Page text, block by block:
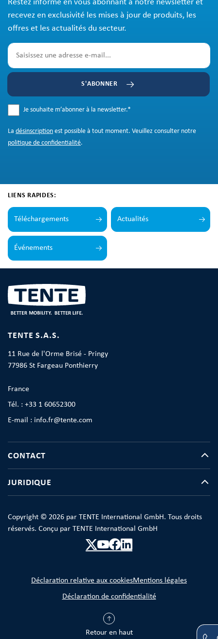
Restez informé en vous abonnant à notre newsletter et
recevez en exclusivité les mises à jour de produits, les
offres et les actualités du secteur.
S'ABONNER
Je souhaite m’abonner à la newsletter.*
La désinscription est possible à tout moment. Veuillez consulter notre
politique de confidentialité.
LIENS RAPIDES:
Téléchargements Actualités
Événements
TENTE S.A.S.
11 Rue de l'Orme Brisé - Pringy
77986 St Fargeau Ponthierry
France
Tél. : +33 1 60652300
E-mail : info.fr@tente.com
CONTACT
JURIDIQUE
Copyright © 2026 par TENTE International GmbH. Tous droits
réservés. Conçu par TENTE International GmbH
Retour en haut
Déclaration relative aux cookiesMentions légales
Déclaration de confidentialité